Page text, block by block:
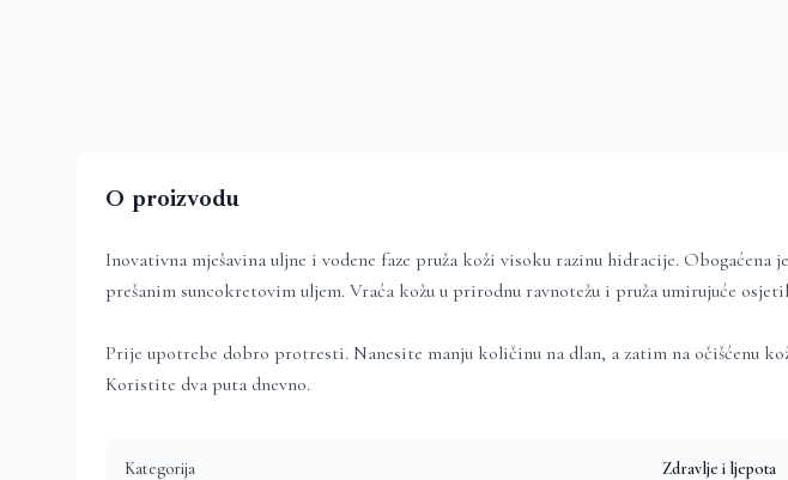
O proizvodu
Inovativna mješavina uljne i vodene faze pruža koži visoku razinu hidracije.
prešanim suncokretovim uljem. Vraća kožu u prirodnu ravnotežu i pruža umirujuće
Prije upotrebe dobro protresti. Nanesite manju količinu na dlan, a zatim na očišćenu
Koristite dva puta dnevno.
Kategorija Zdravlje i ljepota